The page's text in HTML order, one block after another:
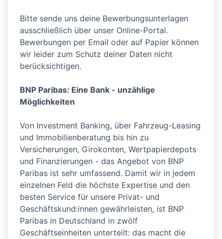
Bitte sende uns deine Bewerbungsunterlagen
ausschließlich über unser Online-Portal.
Bewerbungen per Email oder auf Papier können
wir leider zum Schutz deiner Daten nicht
berücksichtigen.
BNP Paribas: Eine Bank - unzählige
Möglichkeiten
Von Investment Banking, über Fahrzeug-Leasing
und Immobilienberatung bis hin zu
Versicherungen, Girokonten, Wertpapierdepots
und Finanzierungen - das Angebot von BNP
Paribas ist sehr umfassend. Damit wir in jedem
einzelnen Feld die höchste Expertise und den
besten Service für unsere Privat- und
Geschäftskund:innen gewährleisten, ist BNP
Paribas in Deutschland in zwölf
Geschäftseinheiten unterteilt: das macht die